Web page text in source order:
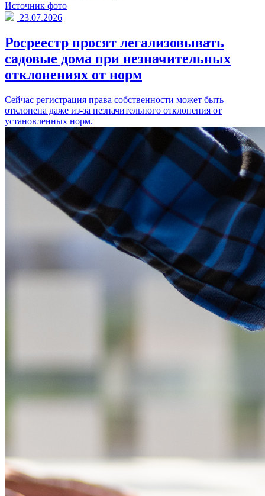
Источник фото
23.07.2026
Росреестр просят легализовывать
садовые дома при незначительных
отклонениях от норм
Сейчас регистрация права собственности может быть
отклонена даже из-за незначительного отклонения от
установленных норм.